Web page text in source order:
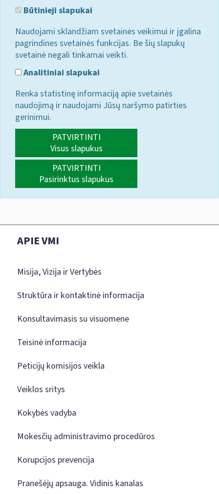
Būtinieji slapukai
Naudojami sklandžiam svetainės veikimui ir įgalina
pagrindines svetainės funkcijas. Be šių slapukų
svetainė negali tinkamai veikti.
Analitiniai slapukai
Renka statistinę informaciją apie svetainės
naudojimą ir naudojami Jūsų naršymo patirties
gerinimui.
PATVIRTINTI
Visus slapukus
PATVIRTINTI
Pasirinktus slapukus
APIE VMI
Misija, Vizija ir Vertybės
Struktūra ir kontaktinė informacija
Konsultavimasis su visuomene
Teisinė informacija
Peticijų komisijos veikla
Veiklos sritys
Kokybės vadyba
Mokesčių administravimo procedūros
Korupcijos prevencija
Pranešėjų apsauga. Vidinis kanalas